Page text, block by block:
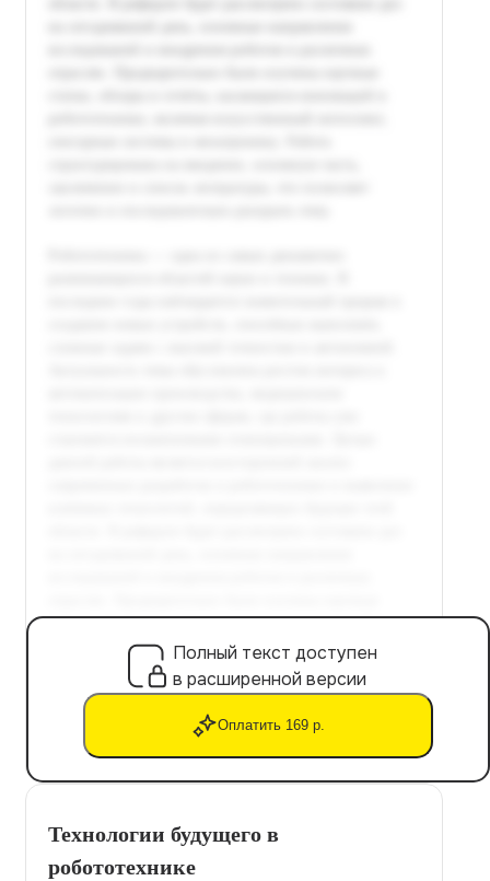
Полный текст доступен
в расширенной версии
Оплатить 169 р.
Технологии будущего в
робототехнике